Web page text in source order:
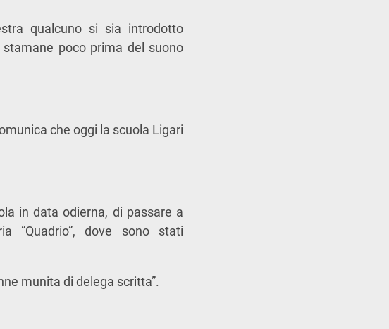
qualcuno si sia introdotto
poco prima del suono
che oggi la scuola Ligari
in data odierna, di passare a
“Quadrio”, dove sono stati
munita di delega scritta”.